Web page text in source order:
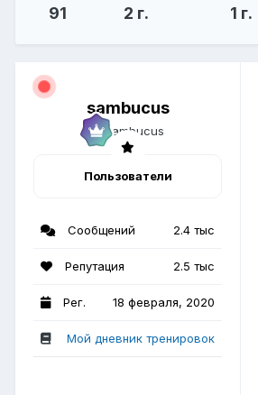
91 2 г. 1 г.
sambucus
Пользователи
Сообщений 2.4 тыс
Репутация 2.5 тыс
Рег. 18 февраля, 2020
Мой дневник тренировок